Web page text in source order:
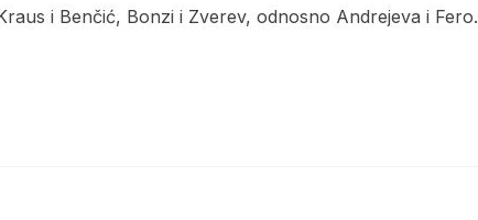
i Benčić, Bonzi i Zverev, odnosno Andrejeva i Fero.